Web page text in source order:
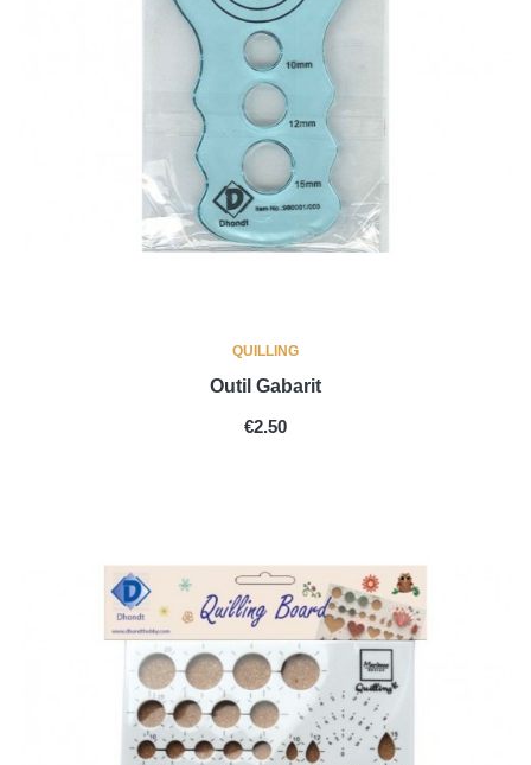
QUILLING
Outil Gabarit
PRICE
€2.50